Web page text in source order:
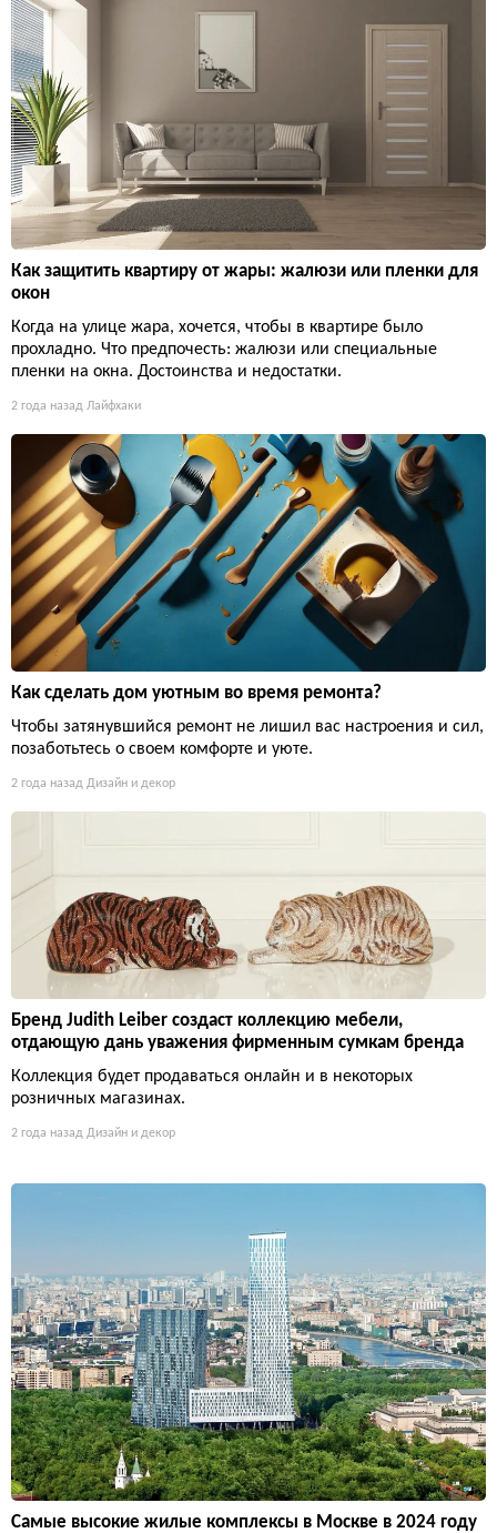
Как защитить квартиру от жары: жалюзи или пленки для
окон
Когда на улице жара, хочется, чтобы в квартире было
прохладно. Что предпочесть: жалюзи или специальные
пленки на окна. Достоинства и недостатки.
2 года назад Лайфхаки
Как сделать дом уютным во время ремонта?
Чтобы затянувшийся ремонт не лишил вас настроения и сил,
позаботьтесь о своем комфорте и уюте.
2 года назад Дизайн и декор
Бренд Judith Leiber создаст коллекцию мебели,
отдающую дань уважения фирменным сумкам бренда
Коллекция будет продаваться онлайн и в некоторых
розничных магазинах.
2 года назад Дизайн и декор
Самые высокие жилые комплексы в Москве в 2024 году